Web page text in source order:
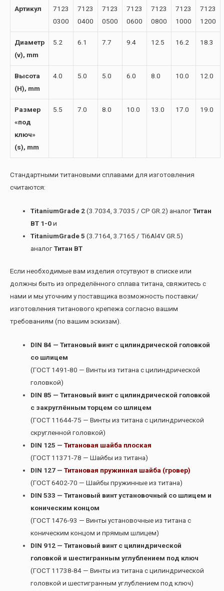
Артикул
7123
0300
7123
0400
7123
0500
7123
0600
7123
0800
7123
1000
7123
1200
Диаметр
(v), mm
5.2 6.1 7.7 9.4 12.5 16.2 18.3
Высота
(H), mm
4.0 5.0 5.0 6.0 8.0 10.0 12.0
Размер
«под
ключ»
(s), mm
5.5 7.0 8.0 10.0 13.0 17.0 19.0
Стандартными титановыми сплавами для изготовления
считаются:
TitaniumGrade 2(3.7034, 3.7035 / CP GR.2) аналогТитан
ВТ 1-0и
TitaniumGrade 5 (3.7164, 3.7165 / Ti6Al4V GR.5)
аналогТитан ВТ
Если необходимые вам изделия отсутвуют в списке или
должны быть из определённого сплава титана, свяжитесь с
нами и мы уточним у поставщика возможность поставки/
изготовления титанового крепежа согласно вашим
требованиям (по вашим эскизам).
DIN 84 — Титановый винт с цилиндрической головкой
со шлицем
(ГОСТ 1491-80 — Винты из титана с цилиндрической
головкой)
DIN 85 — Титановый винт с цилиндрической головкой
с закруглённым торцем со шлицем
(ГОСТ 11644-75 — Винты из титана с цилиндрической
скругленной головкой)
DIN 125 —Титановая шайба плоская
(ГОСТ 11371-78 — Шайбы из титана)
DIN 127 —Титановая пружинная шайба (гровер)
(ГОСТ 6402-70 — Шайбы пружинные из титана)
DIN 533 — Титановый винт установочный со шлицем и
коническим концом
(ГОСТ 1476-93 — Винты установочные из титана с
коническим концом и прямым шлицем)
DIN 912 — Титановый винт с цилиндрической
головкой и шестигранным углублением под ключ
(ГОСТ 11738-84 — Винты из титана с цилиндрической
головкой и шестигранным углублением под ключ)